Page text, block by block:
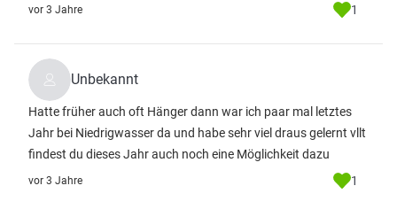
vor 3 Jahre 1
Unbekannt
Hatte früher auch oft Hänger dann war ich paar mal letztes
Jahr bei Niedrigwasser da und habe sehr viel draus gelernt vllt
findest du dieses Jahr auch noch eine Möglichkeit dazu
vor 3 Jahre 1